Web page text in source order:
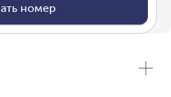
номер